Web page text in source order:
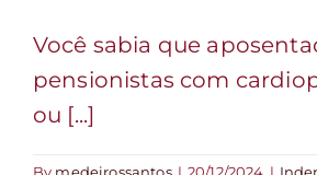
Você sabia que
pensionistas com
ou [...]
By medeirossantos | 20/12/2024 |